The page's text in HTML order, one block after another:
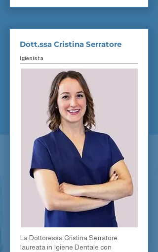
Dott.ssa Cristina Serratore
Igienista
La Dottoressa Cristina Serratore
laureata in Igiene Dentale con